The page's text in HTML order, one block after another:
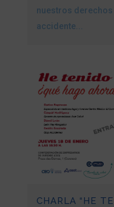
nuestros
accidente...
CHARLA “HE